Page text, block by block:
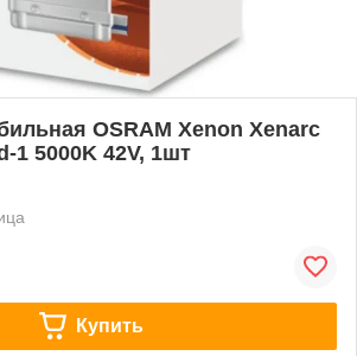
OSRAM Xenon Xenarc
1 5000K 42V, 1шт
Купить